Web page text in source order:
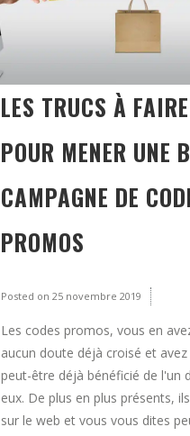
LES TRUCS À FAIRE
POUR MENER UNE
CAMPAGNE DE
PROMOS
Posted on 25 novembre 2019
Les codes promos, vous en
aucun doute déjà croisé et
peut-être déjà bénéficié de l'un
eux. De plus en plus présents,
sur le web et vous vous dites